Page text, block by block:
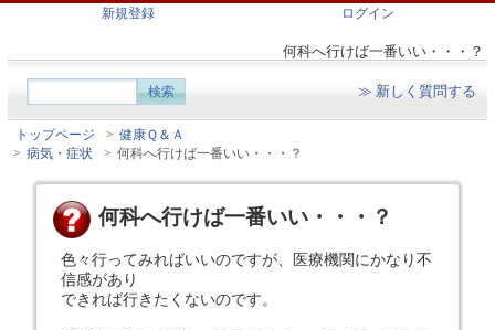
何科へ行けば一番いい・・・？
新規登録 ログイン
≫ 新しく質問する
トップページ > 健康Ｑ＆Ａ
> 病気・症状 > 何科へ行けば一番いい・・・？
何科へ行けば一番いい・・・？
色々行ってみればいいのですが、医療機関にかなり不
信感があり
できれば行きたくないのです。